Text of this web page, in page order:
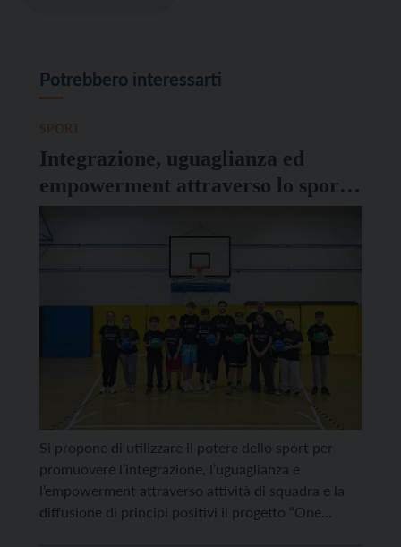
Potrebbero interessarti
Integrazione, uguaglianza ed
empowerment attraverso lo sport,
con “One Team” e Aquila Basket
Si propone di utilizzare il potere dello sport per
promuovere l’integrazione, l’uguaglianza e
l’empowerment attraverso attività di squadra e la
diffusione di principi positivi il progetto “One